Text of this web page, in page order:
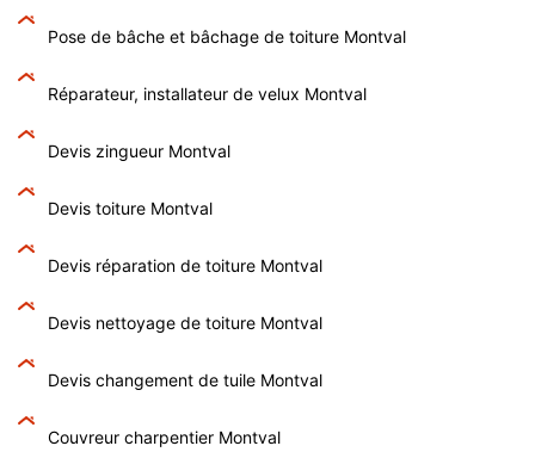
Pose de bâche et bâchage de toiture Montval
Réparateur, installateur de velux Montval
Devis zingueur Montval
Devis toiture Montval
Devis réparation de toiture Montval
Devis nettoyage de toiture Montval
Devis changement de tuile Montval
Couvreur charpentier Montval